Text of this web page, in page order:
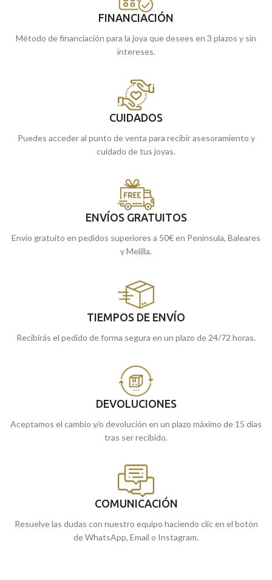
FINANCIACIÓN
Método de financiación para la joya que desees en 3 plazos y sin
intereses.
CUIDADOS
Puedes acceder al punto de venta para recibir asesoramiento y
cuidado de tus joyas.
ENVÍOS GRATUITOS
Envío gratuito en pedidos superiores a 50€ en Península, Baleares
y Melilla.
TIEMPOS DE ENVÍO
Recibirás el pedido de forma segura en un plazo de 24/72 horas.
DEVOLUCIONES
Aceptamos el cambio y/o devolución en un plazo máximo de 15 días
tras ser recibido.
COMUNICACIÓN
Resuelve las dudas con nuestro equipo haciendo clic en el botón
de WhatsApp, Email o Instagram.